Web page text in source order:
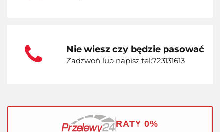
Nie wiesz czy będzie pasować
Zadzwoń lub napisz tel:723131613
RATY 0%